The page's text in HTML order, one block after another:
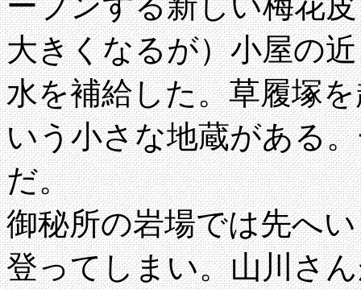
大きくなるが）小屋の
水を補給した。草履塚
いう小さな地蔵がある
だ。
御秘所の岩場では先へ
登ってしまい。山川さ